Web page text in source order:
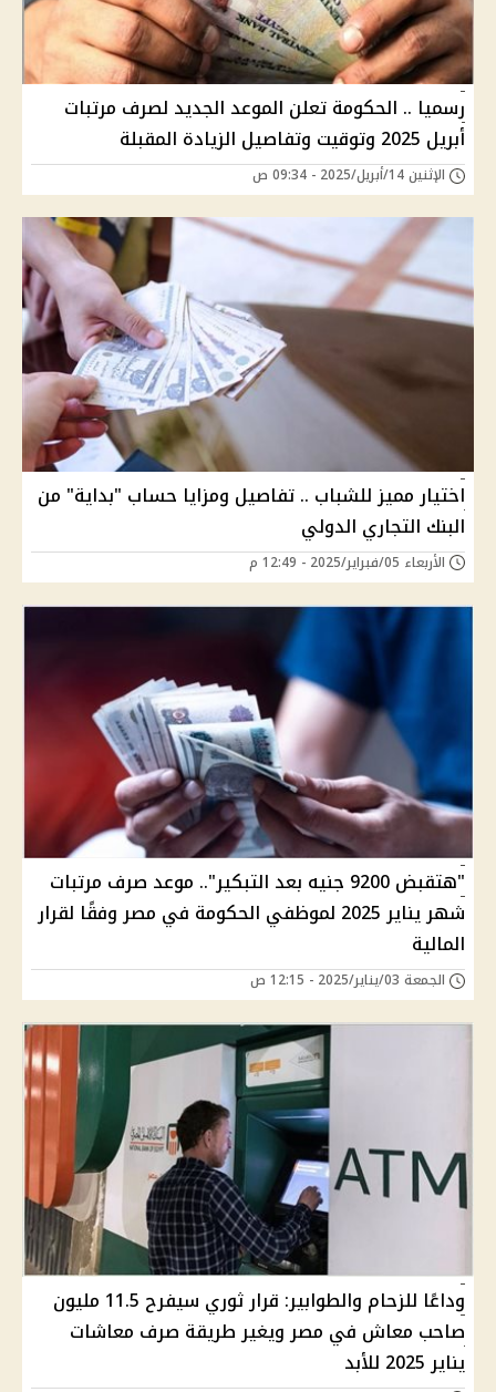
رسميا .. الحكومة تعلن الموعد الجديد لصرف مرتبات
أبريل 2025 وتوقيت وتفاصيل الزيادة المقبلة
الإثنين 14/أبريل/2025 - 09:34 ص
اختيار مميز للشباب .. تفاصيل ومزايا حساب "بداية" من
البنك التجاري الدولي
الأربعاء 05/فبراير/2025 - 12:49 م
"هتقبض 9200 جنيه بعد التبكير".. موعد صرف مرتبات
شهر يناير 2025 لموظفي الحكومة في مصر وفقًا لقرار
المالية
الجمعة 03/يناير/2025 - 12:15 ص
وداعًا للزحام والطوابير: قرار ثوري سيفرح 11.5 مليون
صاحب معاش في مصر ويغير طريقة صرف معاشات
يناير 2025 للأبد